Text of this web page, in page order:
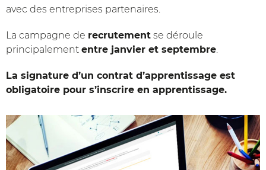
avec des entreprises partenaires.
La campagne de recrutement se déroule
principalement entre janvier et septembre.
La signature d’un contrat d’apprentissage est
obligatoire pour s’inscrire en apprentissage.